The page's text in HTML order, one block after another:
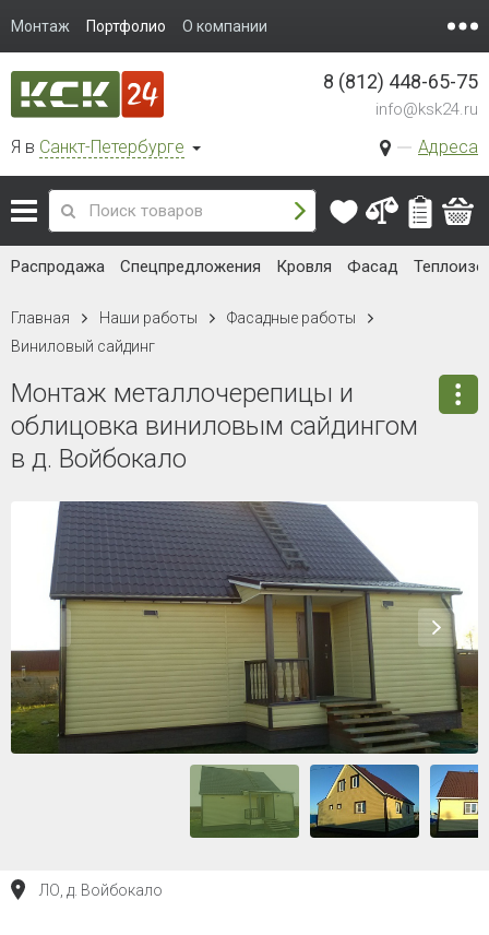
Монтаж Портфолио О компании
Я в Санкт-Петербурге Адреса
8 (812) 448-65-75
info@ksk24.ru
Распродажа Спецпредложения Кровля Фасад
Главная Наши работы
Фасадные работы
Виниловый сайдинг
Монтаж металлочерепицы и
облицовка виниловым сайдингом
в д. Войбокало
ЛО, д. Войбокало